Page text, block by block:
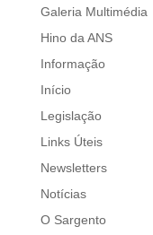
Galeria Multimédia
Hino da ANS
Informação
Início
Legislação
Links Úteis
Newsletters
Notícias
O Sargento